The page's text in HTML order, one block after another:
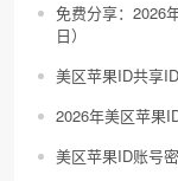
免费分享：2026
日）
美区苹果ID共享
2026年美区苹果
美区苹果ID账号